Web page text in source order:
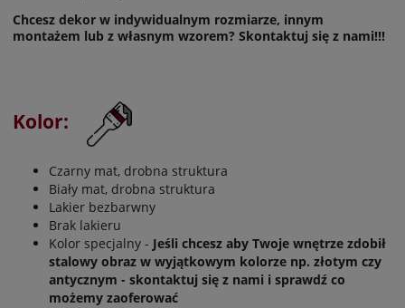
Chcesz dekor w indywidualnym rozmiarze, innym
montażem lub z własnym wzorem? Skontaktuj się z nami!!!
Kolor:
Czarny mat, drobna struktura
Biały mat, drobna struktura
Lakier bezbarwny
Brak lakieru
Kolor specjalny - Jeśli chcesz aby Twoje wnętrze zdobił
stalowy obraz w wyjątkowym kolorze np. złotym czy
antycznym - skontaktuj się z nami i sprawdź co
możemy zaoferować